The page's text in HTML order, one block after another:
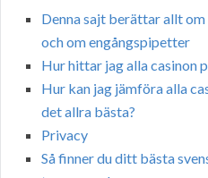
Denna sajt berättar allt
och om engångspipetter
Hur hittar jag alla casinon
Hur kan jag jämföra alla
det allra bästa?
Privacy
Så finner du ditt bästa